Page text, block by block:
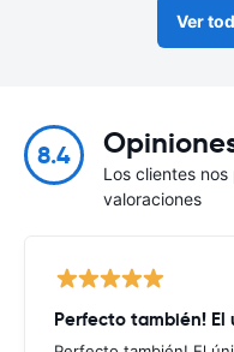
Ver
8.4
Los clientes
valoraciones
Perfecto también! El